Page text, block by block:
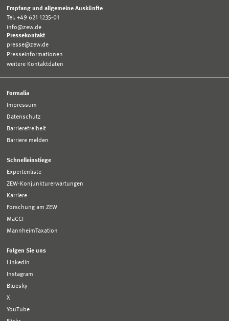
Empfang und allgemeine Auskünfte
Tel. +49 621 1235-01
info@zew.de
Pressekontakt
presse@zew.de
Presseinformationen
weitere Kontaktdaten
Formalia
Impressum
Datenschutz
Barrierefreiheit
Barriere melden
Schnelleinstiege
Expertenliste
ZEW-Konjunkturerwartungen
Karriere
Forschung am ZEW
MaCCI
MannheimTaxation
Folgen Sie uns
LinkedIn
Instagram
Bluesky
X
YouTube